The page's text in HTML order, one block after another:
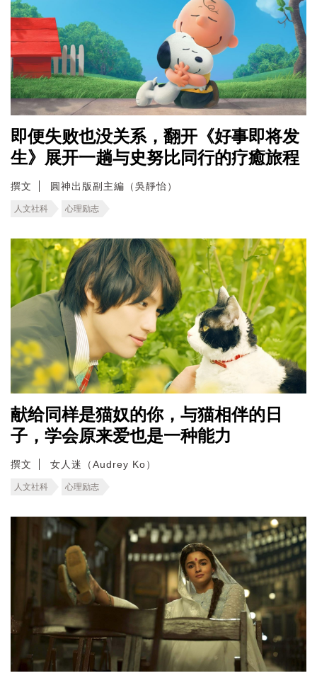
即便失败也没关系，翻开《好事即将发
生》展开一趟与史努比同行的疗癒旅程
撰文 圓神出版副主編（吳靜怡）
人文社科 心理励志
献给同样是猫奴的你，与猫相伴的日
子，学会原来爱也是一种能力
撰文 女人迷（Audrey Ko）
人文社科 心理励志